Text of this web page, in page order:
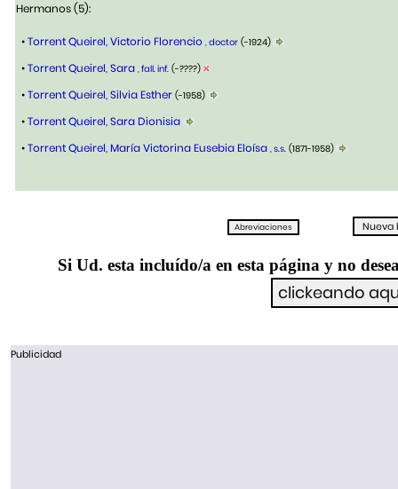
Hermanos (5):
•Torrent Queirel, Victorio Florencio , doctor (-1924)
•Torrent Queirel, Sara , fall. inf. (-????)
•Torrent Queirel, Silvia Esther (-1958)
•Torrent Queirel, Sara Dionisia
•Torrent Queirel, María Victorina Eusebia Eloísa , s.s. (1871-1958)
Si Ud. esta incluído/a en esta página y no
Publicidad